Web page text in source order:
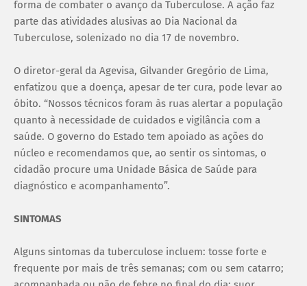
forma de combater o avanço da Tuberculose. A ação faz
parte das atividades alusivas ao Dia Nacional da
Tuberculose, solenizado no dia 17 de novembro.
O diretor-geral da Agevisa, Gilvander Gregório de Lima,
enfatizou que a doença, apesar de ter cura, pode levar ao
óbito. “Nossos técnicos foram às ruas alertar a população
quanto à necessidade de cuidados e vigilância com a
saúde. O governo do Estado tem apoiado as ações do
núcleo e recomendamos que, ao sentir os sintomas, o
cidadão procure uma Unidade Básica de Saúde para
diagnóstico e acompanhamento”.
SINTOMAS
Alguns sintomas da tuberculose incluem: tosse forte e
frequente por mais de três semanas; com ou sem catarro;